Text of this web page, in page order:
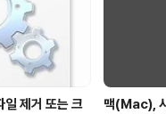
도록 할게요. iOS 11.2 베타 업..
제거 또는 크
맥(Mac),